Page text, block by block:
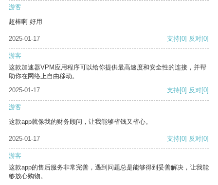
游客
超棒啊 好用
2025-01-17 支持[0] 反对[0]
游客
这款加速器VPM应用程序可以给你提供最高速度和安全性的连接，并帮
助你在网络上自由移动。
2025-01-17
支持[0] 反对[0]
游客
这款app就像我的财务顾问，让我能够省钱又省心。
2025-01-17 支持[0] 反对[0]
游客
这款app的售后服务非常完善，遇到问题总是能够得到妥善解决，让我能
够放心购物。